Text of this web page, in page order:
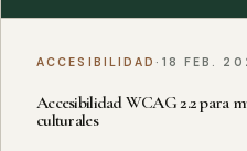
ACCESIBILIDAD · 18 FEB.
Accesibilidad WCAG 2.2 para
culturales